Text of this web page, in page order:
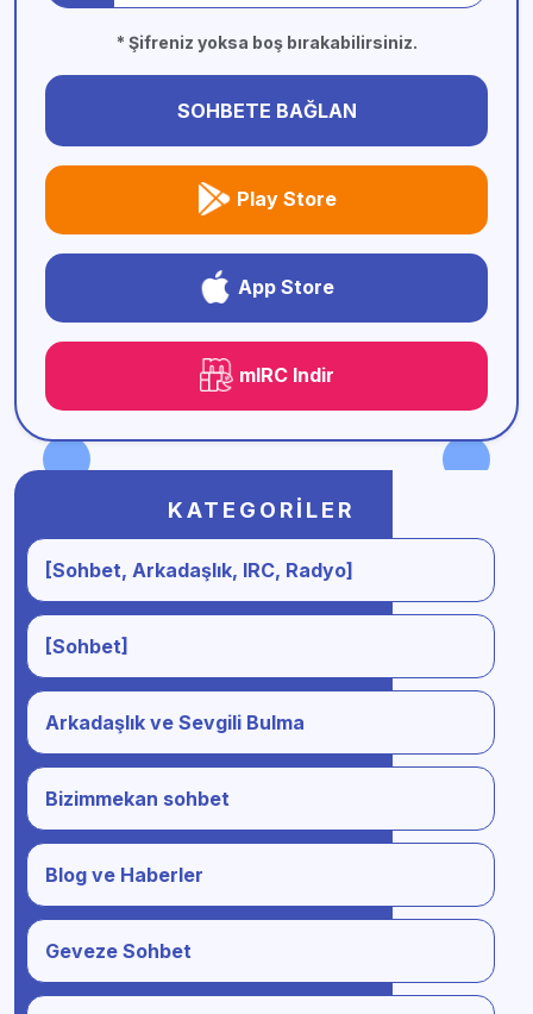
* Şifreniz yoksa boş bırakabilirsiniz.
SOHBETE BAĞLAN
Play Store
App Store
mIRC Indir
KATEGORILER
[Sohbet, Arkadaşlık, IRC, Radyo]
[Sohbet]
Arkadaşlık ve Sevgili Bulma
Bizimmekan sohbet
Blog ve Haberler
Geveze Sohbet